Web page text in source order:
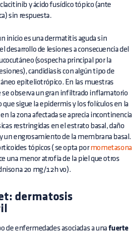
y ácido fusídico tópico (ante
sin respuesta.
inicio es una dermatitis aguda sin
desarrollo de lesiones a consecuencia del
(sospecha principal por la
candidiasis con algún tipo de
epiteliotrópico. En las muestras
observa un gran infiltrado inflamatorio
sigue la epidermis y los folículos en la
la zona afectada se aprecia incontinencia
restringidas en el estrato basal, daño
un engrosamiento de la membrana basal.
tópicos ( se opta pormometasona
una menor atrofia de la piel que otros
20 mg/12h vo).
dermatosis
de enfermedades asociadas a una fuerte